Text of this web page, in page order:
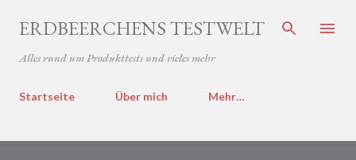
Direkt zum Hauptbereich
ERDBEERCHENS TESTWELT
Alles rund um Produkttests und vieles mehr
Startseite Über mich Mehr…